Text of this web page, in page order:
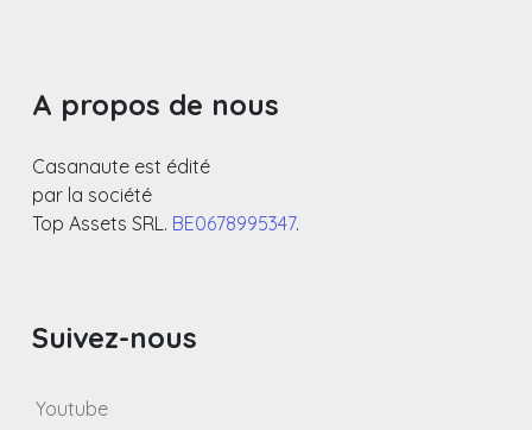
A propos de nous
Casanaute est édité
par la société
Top Assets SRL. BE0678995347.
Suivez-nous
Youtube